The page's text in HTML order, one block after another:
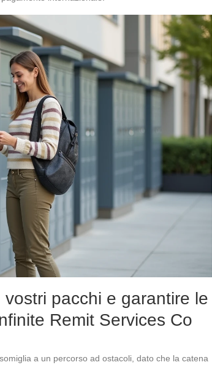
pacchi e garantire le
Remit Services Co
a un percorso ad ostacoli, dato che la catena